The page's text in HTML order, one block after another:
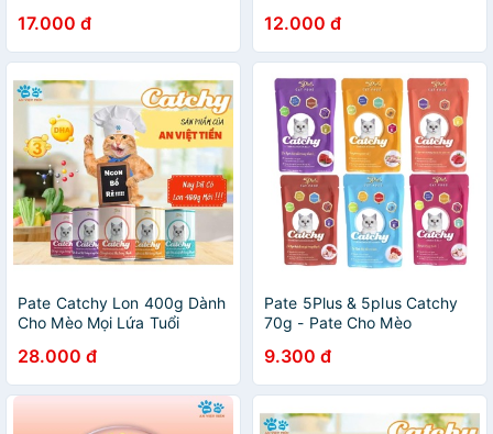
17.000 đ 12.000 đ
Pate Catchy Lon 400g Dành
Cho Mèo Mọi Lứa Tuổi
28.000 đ
Pate 5Plus & 5plus Catchy
70g - Pate Cho Mèo
9.300 đ